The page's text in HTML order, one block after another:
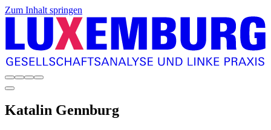
Zum Inhalt springen
Katalin Gennburg